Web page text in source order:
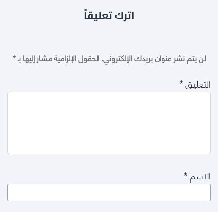
اترك تعليقاً
لن يتم نشر عنوان بريدك الإلكتروني.الحقول الإلزامية مشار إليها بـ*
التعليق*
الاسم*